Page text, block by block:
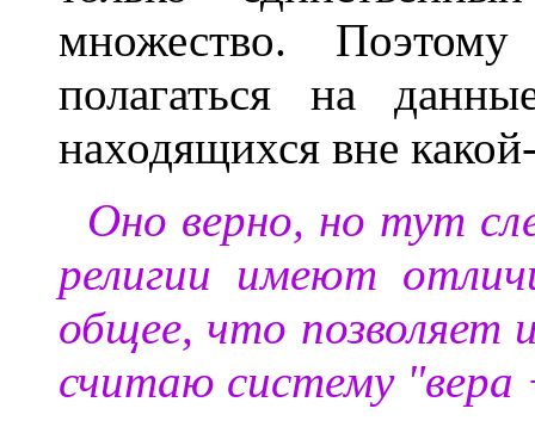
множество.
полагаться на
находящихся вне
Оно верно, но тут
религии имеют
общее, что позволяет
считаю систему "вера